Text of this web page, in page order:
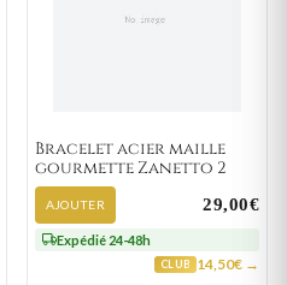
Bracelet acier maille
gourmette Zanetto 2
AJOUTER 29,00€
Expédié 24-48h
CLUB 14,50€ →